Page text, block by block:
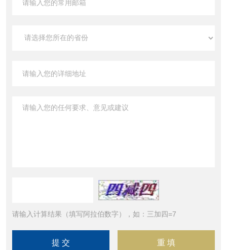
请输入计算结果（填写阿拉伯数字），如：三加四=7